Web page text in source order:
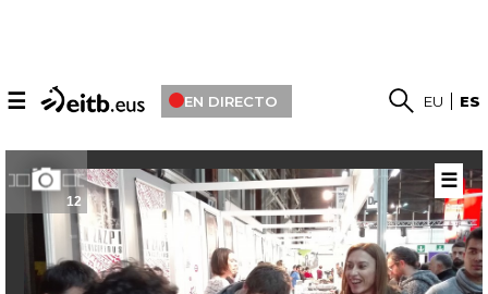
☰ EN DIRECTO EU ES
12
☰